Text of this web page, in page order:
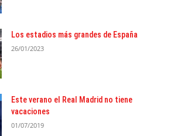
Los estadios más grandes de España
26/01/2023
Este verano el Real Madrid no tiene
vacaciones
01/07/2019